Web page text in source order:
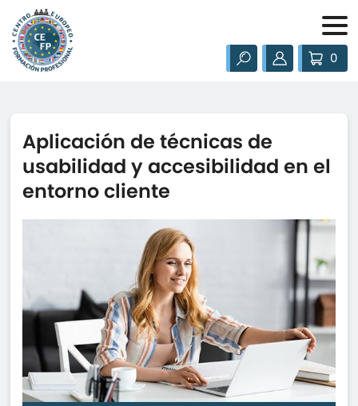
0
Aplicación de técnicas de
usabilidad y accesibilidad en el
entorno cliente